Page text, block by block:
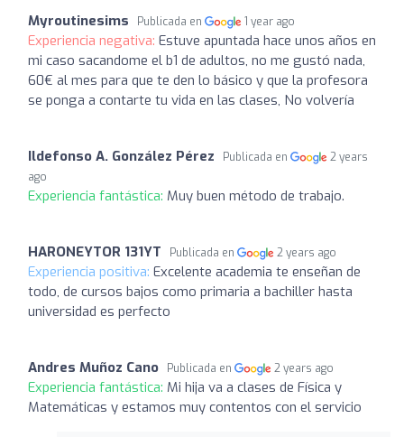
Myroutinesims Publicada en 1 year ago
Experiencia negativa: Estuve apuntada hace unos años en
mi caso sacandome el b1 de adultos, no me gustó nada,
60€ al mes para que te den lo básico y que la profesora
se ponga a contarte tu vida en las clases, No volvería
Ildefonso A. González Pérez Publicada en
2 years
ago
Experiencia fantástica: Muy buen método de trabajo.
HARONEYTOR 131YT Publicada en 2 years ago
Experiencia positiva: Excelente academia te enseñan de
todo, de cursos bajos como primaria a bachiller hasta
universidad es perfecto
Andres Muñoz Cano Publicada en 2 years ago
Experiencia fantástica: Mi hija va a clases de Física y
Matemáticas y estamos muy contentos con el servicio